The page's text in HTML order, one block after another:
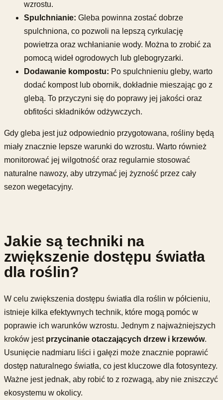
wzrostu.
Spulchnianie: Gleba powinna zostać dobrze
spulchniona, co pozwoli na lepszą cyrkulację
powietrza oraz wchłanianie wody. Można to zrobić za
pomocą wideł ogrodowych lub glebogryzarki.
Dodawanie kompostu: Po spulchnieniu gleby, warto
dodać kompost lub obornik, dokładnie mieszając go z
glebą. To przyczyni się do poprawy jej jakości oraz
obfitości składników odżywczych.
Gdy gleba jest już odpowiednio przygotowana, rośliny będą
miały znacznie lepsze warunki do wzrostu. Warto również
monitorować jej wilgotność oraz regularnie stosować
naturalne nawozy, aby utrzymać jej żyzność przez cały
sezon wegetacyjny.
Jakie są techniki na
zwiększenie dostępu światła
dla roślin?
W celu zwiększenia dostępu światła dla roślin w półcieniu,
istnieje kilka efektywnych technik, które mogą pomóc w
poprawie ich warunków wzrostu. Jednym z najważniejszych
kroków jest przycinanie otaczających drzew i krzewów.
Usunięcie nadmiaru liści i gałęzi może znacznie poprawić
dostęp naturalnego światła, co jest kluczowe dla fotosyntezy.
Ważne jest jednak, aby robić to z rozwagą, aby nie zniszczyć
ekosystemu w okolicy.